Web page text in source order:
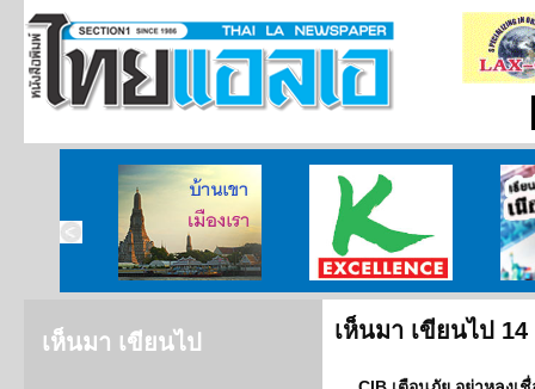
บ้านเขา เมืองเรา ศูนย์วิจัยกสิกรไทย เรีย
เห็นมา เขียนไป เห็นมา เขียนไป